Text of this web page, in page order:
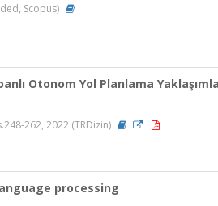
Scopus)
Otonom Yol Planlama
262, 2022 (TRDizin)
processing